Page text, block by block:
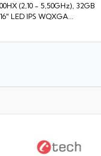
náhled
(2,10 - 5,50GHz), 32GB
LED IPS WQXGA...